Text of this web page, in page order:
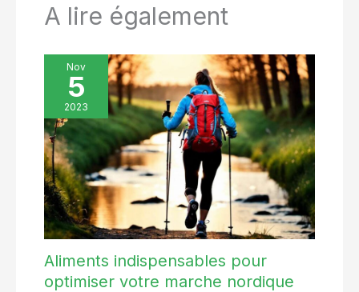
A lire également
Nov
5
2023
Aliments indispensables pour
optimiser votre marche nordique